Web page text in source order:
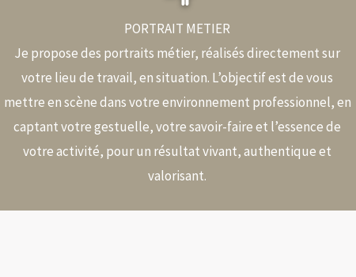
PORTRAIT METIER
Je propose des portraits métier, réalisés directement sur
votre lieu de travail, en situation. L’objectif est de vous
mettre en scène dans votre environnement professionnel, en
captant votre gestuelle, votre savoir-faire et l’essence de
votre activité, pour un résultat vivant, authentique et
valorisant.